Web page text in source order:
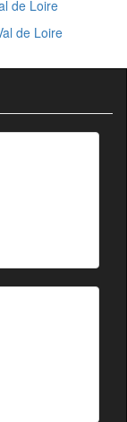
de Loire
de Loire